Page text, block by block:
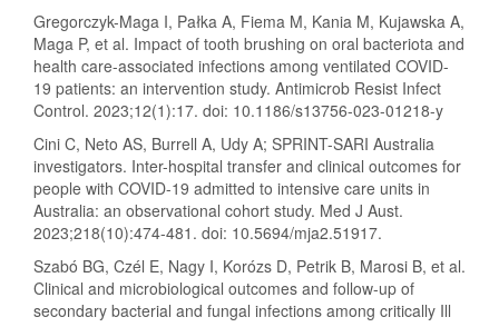
Gregorczyk-Maga I, Pałka A, Fiema M, Kania M, Kujawska A,
Maga P, et al. Impact of tooth brushing on oral bacteriota and
health care-associated infections among ventilated COVID-
19 patients: an intervention study. Antimicrob Resist Infect
Control. 2023;12(1):17. doi: 10.1186/s13756-023-01218-y
Cini C, Neto AS, Burrell A, Udy A; SPRINT-SARI Australia
investigators. Inter-hospital transfer and clinical outcomes for
people with COVID-19 admitted to intensive care units in
Australia: an observational cohort study. Med J Aust.
2023;218(10):474-481. doi: 10.5694/mja2.51917.
Szabó BG, Czél E, Nagy I, Korózs D, Petrik B, Marosi B, et al.
Clinical and microbiological outcomes and follow-up of
secondary bacterial and fungal infections among critically Ill